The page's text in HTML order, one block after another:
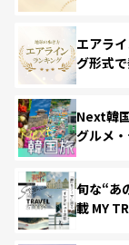
エアラ
グ形式
Next韓
グルメ
旬な“あ
載 MY